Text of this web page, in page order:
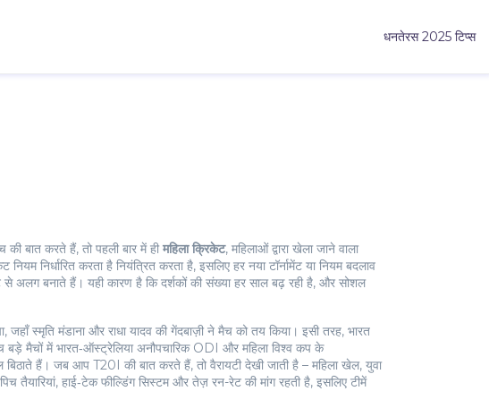
धनतेरस 2025 टिप्स
की बात करते हैं, तो पहली बार में ही महिला क्रिकेट, महिलाओं द्वारा खेला जाने वाला
नियम निर्धारित करता है नियंत्रित करता है, इसलिए हर नया टॉर्नामेंट या नियम बदलाव
बनाते हैं। यही कारण है कि दर्शकों की संख्या हर साल बढ़ रही है, और सोशल
स्मृति मंडाना और राधा यादव की गेंदबाज़ी ने मैच को तय किया। इसी तरह, भारत
बड़े मैचों में भारत‑ऑस्ट्रेलिया अनौपचारिक ODI और महिला विश्व कप के
हैं। जब आप T20I की बात करते हैं, तो वैरायटी देखी जाती है – महिला खेल, युवा
तैयारियां, हाई‑टेक फील्डिंग सिस्टम और तेज़ रन-रेट की मांग रहती है, इसलिए टीमें